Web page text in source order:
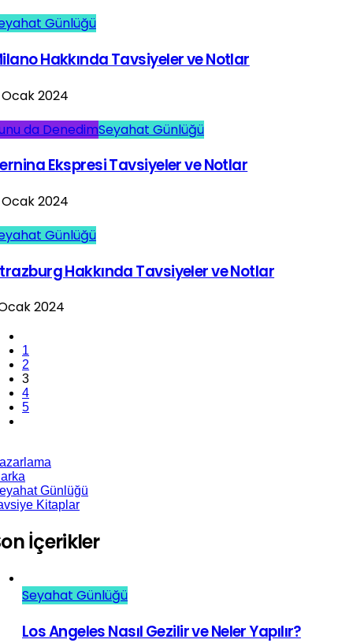
Günlüğü
Hakkında Tavsiyeler ve Notlar
2024
da DenedimSeyahat Günlüğü
Ekspresi Tavsiyeler ve Notlar
2024
Günlüğü
Hakkında Tavsiyeler ve Notlar
2024
1
2
3
4
5
Günlüğü
Kitaplar
İçerikler
Seyahat Günlüğü
Los Angeles Nasıl Gezilir ve Neler Yapılır?